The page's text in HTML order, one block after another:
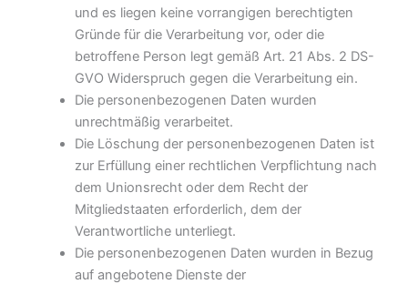
und es liegen keine vorrangigen berechtigten
Gründe für die Verarbeitung vor, oder die
betroffene Person legt gemäß Art. 21 Abs. 2 DS-
GVO Widerspruch gegen die Verarbeitung ein.
Die personenbezogenen Daten wurden
unrechtmäßig verarbeitet.
Die Löschung der personenbezogenen Daten ist
zur Erfüllung einer rechtlichen Verpflichtung nach
dem Unionsrecht oder dem Recht der
Mitgliedstaaten erforderlich, dem der
Verantwortliche unterliegt.
Die personenbezogenen Daten wurden in Bezug
auf angebotene Dienste der